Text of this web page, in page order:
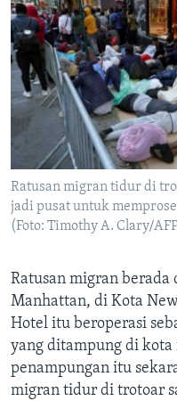
Bahasa-bahasa
Ratusan migran tidur di
jadi pusat untuk
(Foto: Timothy A. Clary/
Ratusan migran berada
Manhattan, di Kota
Hotel itu beroperasi
yang ditampung di
penampungan itu
migran tidur di trotoar